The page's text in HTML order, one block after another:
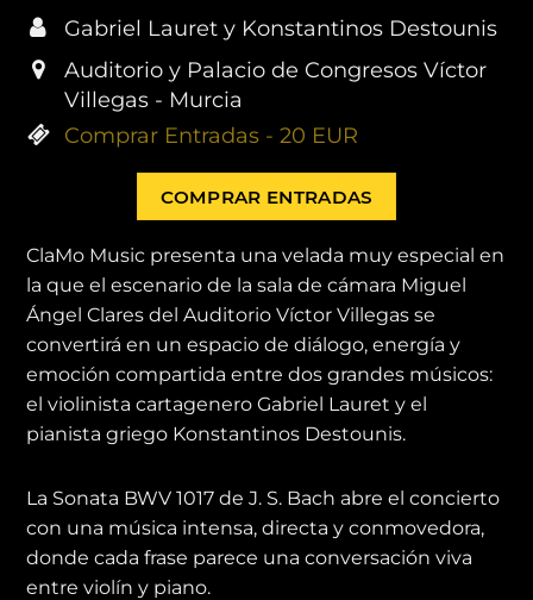
Gabriel Lauret y Konstantinos Destounis
Auditorio y Palacio de Congresos Víctor
Villegas - Murcia
Comprar Entradas - 20 EUR
COMPRAR ENTRADAS
ClaMo Music presenta una velada muy especial en
la que el escenario de la sala de cámara Miguel
Ángel Clares del Auditorio Víctor Villegas se
convertirá en un espacio de diálogo, energía y
emoción compartida entre dos grandes músicos:
el violinista cartagenero Gabriel Lauret y el
pianista griego Konstantinos Destounis.
La Sonata BWV 1017 de J. S. Bach abre el concierto
con una música intensa, directa y conmovedora,
donde cada frase parece una conversación viva
entre violín y piano.